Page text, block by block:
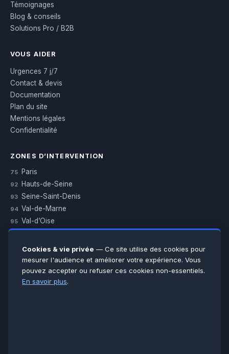
Témoignages
Blog & conseils
Solutions Pro / B2B
VOUS AIDER
Urgences 7 j/7
Contact & devis
Documentation
Plan du site
Mentions légales
Confidentialité
ZONES D’INTERVENTION
75 Paris
92 Hauts-de-Seine
93 Seine-Saint-Denis
94 Val-de-Marne
95 Val-d’Oise
Essonne
Seine-et-Marne
Voir toutes les villes →
Cookies & vie privée — Ce site utilise des cookies pour
mesurer l'audience et améliorer votre expérience. Vous
pouvez accepter ou refuser ces cookies non-essentiels.
En savoir plus.